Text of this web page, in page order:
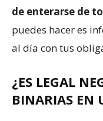
de enterarse de
puedes hacer es
al día con tus
¿ES LEGAL
BINARIAS EN